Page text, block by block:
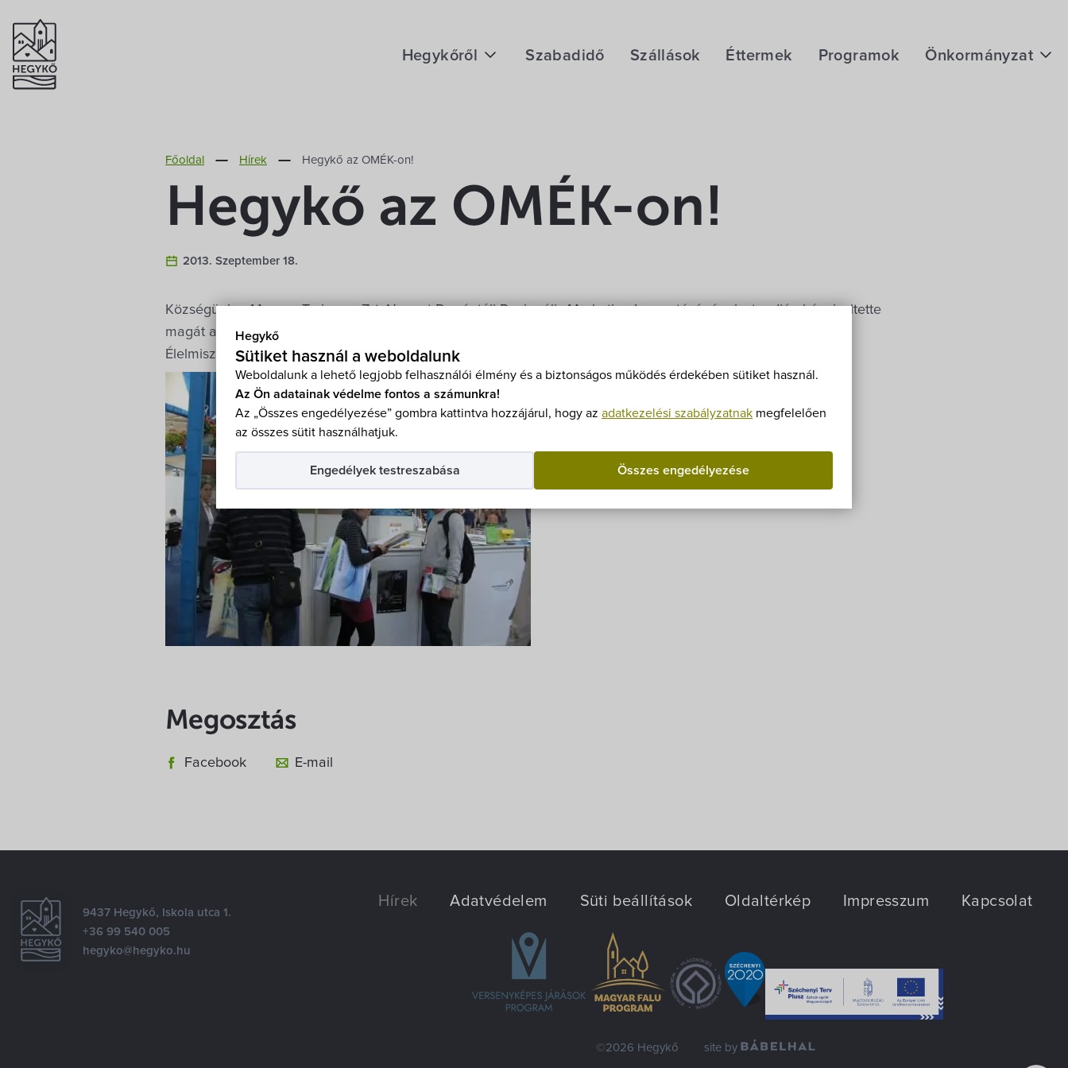
Hegykő
Sütiket használ a weboldalunk
Weboldalunk a lehető legjobb felhasználói élmény és a biztonságos működés érdekében sütiket használ.
Az Ön adatainak védelme fontos a számunkra!
Az „Összes engedélyezése” gombra kattintva hozzájárul, hogy az adatkezelési szabályzatnak megfelelően
az összes sütit használhatjuk.
Összes engedélyezése
Engedélyek testreszabása
Hegykőről
Éghajlat
Szabadidő Szállások Éttermek Programok Önkormányzat
Főoldal Hírek Hegykő az OMÉK-on!
Hegykő az OMÉK-on!
2013. Szeptember 18.
Községünk a Magyar Turizmus Zrt. Nyugat-Dunántúli Regionális Marketing Igazgatóságának standján képviseltette
magát a 2013. szeptember 18. és 22. között a HUNGEXPO területén megrendezett 76. Mezőgazdasági és
Élelmiszeripari Kiállításon és Vásáron (OMÉK).
Megosztás
Facebook E-mail
9437 Hegykő, Iskola utca 1.
+36 99 540 005
hegyko@hegyko.hu
Hírek Adatvédelem Süti beállítások Oldaltérkép Impresszum Kapcsolat
©2026 Hegykő site by